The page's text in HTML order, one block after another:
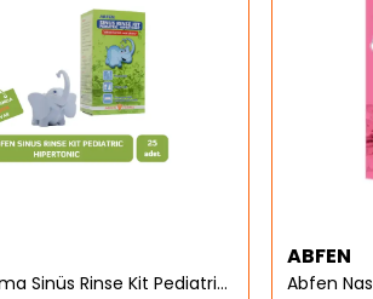
Abfen Farma Sinüs Rinse Kit Pediatrik Hipertonic
ABFEN